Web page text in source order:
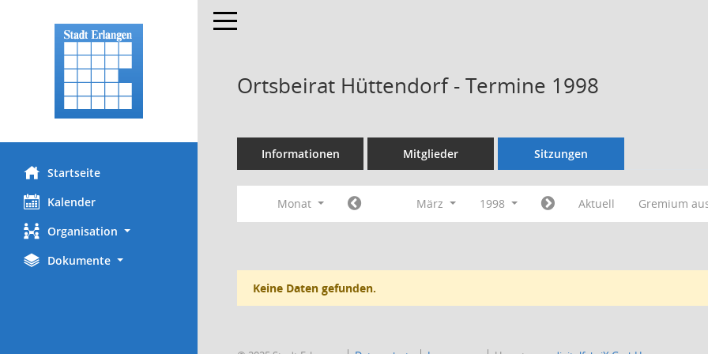
Startseite
Kalender
Organisation
Dokumente
Toggle navigation
Ortsbeirat Hüttendorf - Termine 1998
Informationen Mitglieder Sitzungen
Monat März 1998 Aktuell Gremium
Keine Daten gefunden.